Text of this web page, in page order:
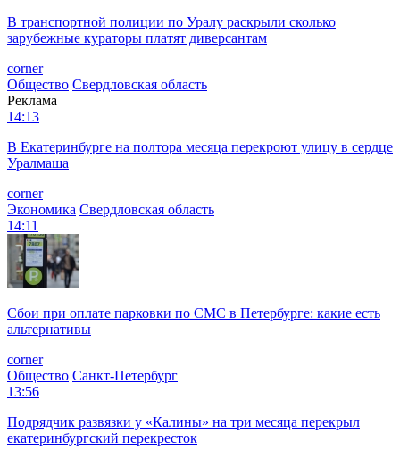
В транспортной полиции по Уралу раскрыли сколько
зарубежные кураторы платят диверсантам
corner
Общество Свердловская область
Реклама
14:13
В Екатеринбурге на полтора месяца перекроют улицу в сердце
Уралмаша
corner
Экономика Свердловская область
14:11
Сбои при оплате парковки по СМС в Петербурге: какие есть
альтернативы
corner
Общество Санкт-Петербург
13:56
Подрядчик развязки у «Калины» на три месяца перекрыл
екатеринбургский перекресток